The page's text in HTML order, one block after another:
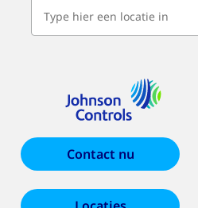
Contact nu